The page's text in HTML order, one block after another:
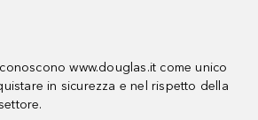
www.douglas.it come unico
in sicurezza e nel rispetto della